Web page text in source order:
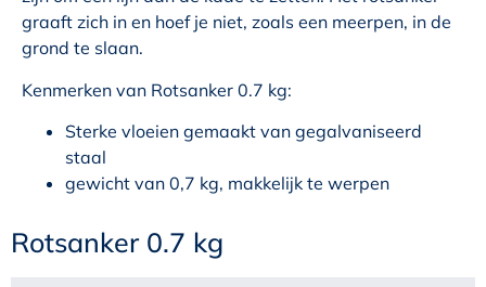
graaft zich in en hoef je niet, zoals een meerpen, in de
grond te slaan.
Kenmerken van Rotsanker 0.7 kg:
Sterke vloeien gemaakt van gegalvaniseerd
staal
gewicht van 0,7 kg, makkelijk te werpen
Rotsanker 0.7 kg